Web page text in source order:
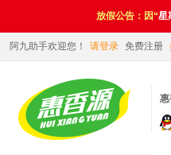
放假公告：因“星
阿九助手欢迎您！ 请登录 免费注册